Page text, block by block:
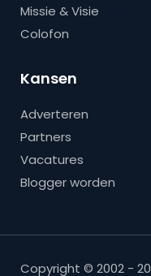
Missie & Visie
Colofon
Kansen
Adverteren
Partners
Vacatures
Blogger worden
Copyright © 2002 -